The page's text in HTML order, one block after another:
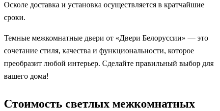
Осколе доставка и установка осуществляется в кратчайшие
сроки.
Темные межкомнатные двери от «Двери Белоруссии» — это
сочетание стиля, качества и функциональности, которое
преобразит любой интерьер. Сделайте правильный выбор для
вашего дома!
Стоимость светлых межкомнатных